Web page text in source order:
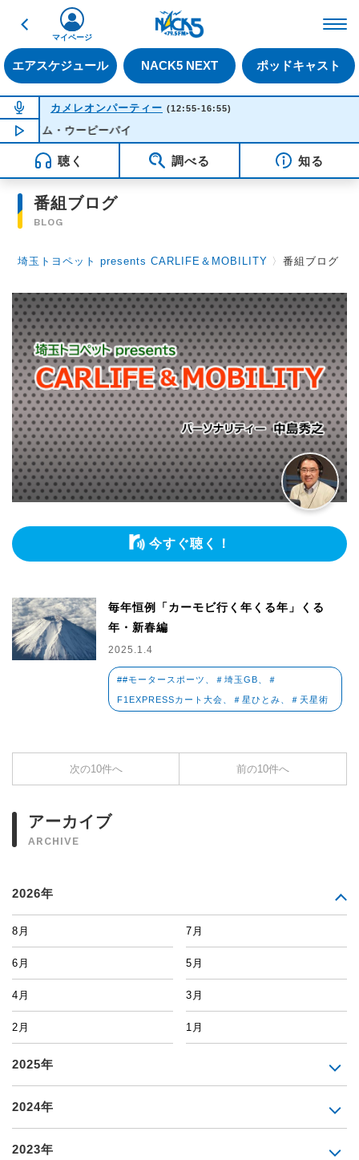
戻る
エアスケジュール NACK5 NEXT ポッドキャスト
マイページ
NOW ON AIR
カメレオンパーティー (12:55-16:55)
NOW PLAYING13:50
イム・ウーピーパイ
聴く 調べる 知る
番組ブログ
BLOG
埼玉トヨペット presents CARLIFE＆MOBILITY 〉番組ブログ
今すぐ聴く！
毎年恒例「カーモビ行く年くる年」くる
年・新春編
2025.1.4
##モータースポーツ、＃埼玉GB、＃
F1EXPRESSカート大会、＃星ひとみ、＃天星術
次の10件へ 前の10件へ
アーカイブ
ARCHIVE
2026年
8月 7月
6月 5月
4月 3月
2月 1月
2025年
2024年
2023年